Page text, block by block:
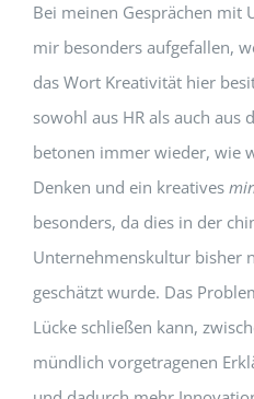
Bei meinen Gesprächen mit
mir besonders aufgefallen,
das Wort Kreativität hier
sowohl aus HR als auch aus
betonen immer wieder, wie
Denken und ein kreatives
besonders, da dies in der
Unternehmenskultur bisher
geschätzt wurde. Das
Lücke schließen kann,
mündlich vorgetragenen